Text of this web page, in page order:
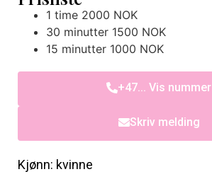
1 time 2000 NOK
30 minutter 1500 NOK
15 minutter 1000 NOK
+47... Vis nummer
Skriv melding
Kjønn: kvinne